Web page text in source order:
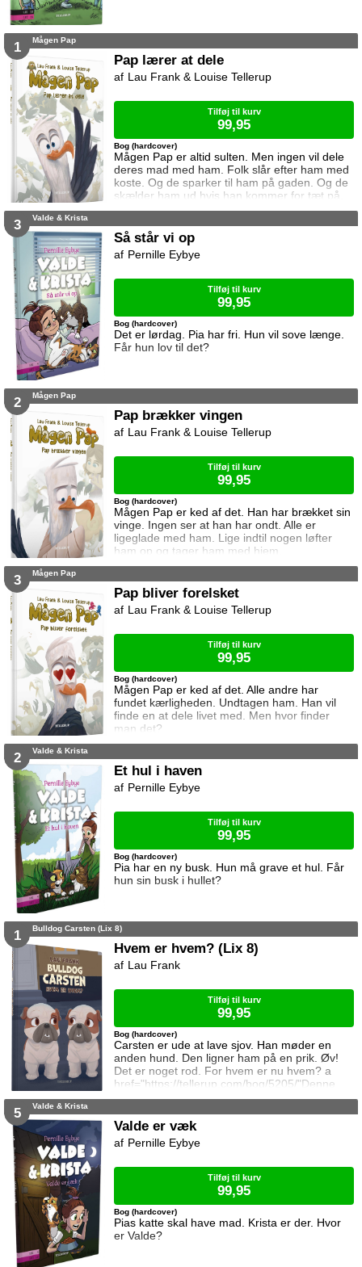
1 Mågen Pap
Pap lærer at dele
Mågen Pap er altid sulten. Men ingen vil dele
deres mad med ham. Folk slår efter ham med
koste. Og de sparker til ham på gaden. Og de
skælder ham ud hvis han kommer for tæt på.
Alt hvad mågen Pap gør er forkert. Men så
Bog (hardcover)
Lau Frank & Louise Tellerup
Tilføj til kurv
99,95
3 Valde & Krista
Så står vi op
Det er lørdag. Pia har fri. Hun vil sove længe.
Får hun lov til det?
Bog (hardcover)
Pernille Eybye
Tilføj til kurv
99,95
2 Mågen Pap
Pap brækker vingen
Mågen Pap er ked af det. Han har brækket sin
vinge. Ingen ser at han har ondt. Alle er
ligeglade med ham. Lige indtil nogen løfter
ham op og tager ham med hjem.
Bog (hardcover)
Lau Frank & Louise Tellerup
Tilføj til kurv
99,95
3 Mågen Pap
Pap bliver forelsket
Mågen Pap er ked af det. Alle andre har
fundet kærligheden. Undtagen ham. Han vil
finde en at dele livet med. Men hvor finder
man det?
Bog (hardcover)
Lau Frank & Louise Tellerup
Tilføj til kurv
99,95
2 Valde & Krista
Et hul i haven
Pia har en ny busk. Hun må grave et hul. Får
hun sin busk i hullet?
Bog (hardcover)
Pernille Eybye
Tilføj til kurv
99,95
1 Bulldog Carsten (Lix 8)
Hvem er hvem? (Lix 8)
Carsten er ude at lave sjov. Han møder en
anden hund. Den ligner ham på en prik. Øv!
Det er noget rod. For hvem er nu hvem? a
href="https://tellerup.com/bog/5205/"Denne
titel findes også i LIX 15!/a
Bog (hardcover)
Lau Frank
Tilføj til kurv
99,95
5 Valde & Krista
Valde er væk
Pias katte skal have mad. Krista er der. Hvor
er Valde?
Bog (hardcover)
Pernille Eybye
Tilføj til kurv
99,95